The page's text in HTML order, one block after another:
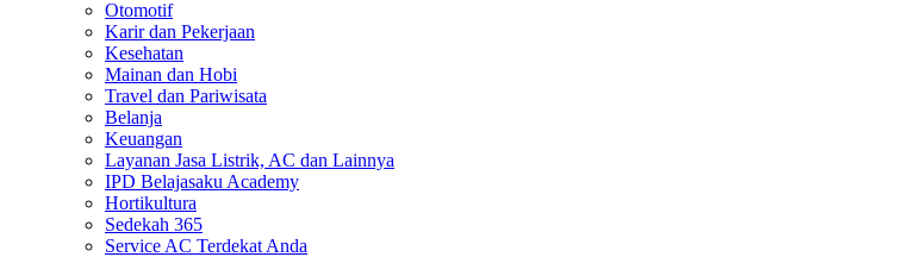
Otomotif
Karir dan Pekerjaan
Kesehatan
Mainan dan Hobi
Travel dan Pariwisata
Belanja
Keuangan
Layanan Jasa Listrik, AC dan Lainnya
IPD Belajasaku Academy
Hortikultura
Sedekah 365
Service AC Terdekat Anda